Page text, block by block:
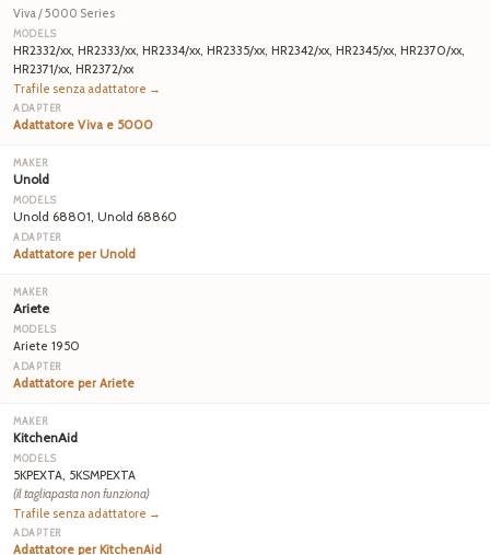
Viva / 5000 Series
HR2332/xx, HR2333/xx, HR2334/xx, HR2335/xx, HR2342/xx, HR2345/xx, HR2370/xx,
HR2371/xx, HR2372/xx
Trafile senza adattatore →
Adattatore Viva e 5000
Unold
Unold 68801, Unold 68860
Adattatore per Unold
Ariete
Ariete 1950
Adattatore per Ariete
KitchenAid
5KPEXTA, 5KSMPEXTA
(il tagliapasta non funziona)
Trafile senza adattatore →
Adattatore per KitchenAid